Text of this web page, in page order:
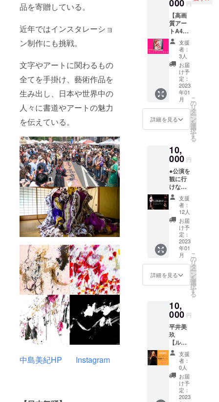
品を寄贈している。
近年ではインスタレーショ
ン制作にも挑戦。
文字やアートに関わるもの
全てを手掛け、藝術作品を
生み出し、日本や世界中の
人々に書道やアートの魅力
を伝えている。
中島美紀HP Instagram
モダン
アート
にロゴ
入り１
種、紙
印刷の
シー
ル） ※
画像の
ポスト
カード
はサン
プルで
す ※全
グッズ
は今回
だけに
月灯藝
術。の
書作家
中島美
紀が書
き下ろ
したオ
リジナ
ルアー
トで製
作いた
しま
す！ (送
料込み)
にロゴ
入り１
種、和
モダン
アート
にロゴ
入り１
種、紙
印刷の
シー
ル） ●
アート
クリア
ファイ
ル(A4サ
デザイ
ン ●
アート
ノート
(A5サイ
ズ、罫
線タイ
プ)和モ
ダン
アート
デザイ
ン ●オ
リジナ
ルトー
トバッ
ラフル
アート
トン生
地・横
36cm×
高さ
37cmマ
チ
11cm)
※全ての
グッズ
は今回
の公演
のため
100%、
サイズ
S/M/L/X
L（画像
２枚目
のサイ
ズ寸法
をご覧
くださ
い） ●
オリジ
ナル
アート
ポスト
カード2
１種、
和モダ
ンアー
ト１
種） ※
月灯藝
術。メ
ンバー4
人の直
筆サイ
ン入
り！ ●
月灯藝
術。オ
リジナ
ルシー
ル2枚
シー
ル、カ
ラフル
アート
にロゴ
入り１
種、和
モダン
アート
にロゴ
入り１
種、紙
印刷）
000 円
【高画
質アー
トA4
セッ
ト】※
赤、ピ
ンク、
オレン
ジ、黄
色など
元気に
なるカ
ラフル
カラー
を使っ
たアー
届けし
ます！
●御礼の
一筆書
き ●高
画質プ
リント
アート
（A4サ
イズ）
フレー
ムなし
※中島美
紀の直
筆サイ
ン入
り！ (今
月灯藝
術。の
書作家
中島美
紀が書
き下ろ
した
アート
を高画
質プリ
ント！
お好み
のフ
支援
者：
3人
お届
け予
定：
2023
年01
月
詳細を見る
こ
の
リ
タ
ー
ン
を
選
択
す
る
10,
000 円
●公演を
観に行
けない
けれ
ど、観
たい！
という
方向け
のリ
ターン
です！
公演動
画の
URLを
メール
にてお
たしま
す！ ぜ
ひご自
宅で私
たちの
舞台を
楽しん
でくだ
い！！
※動画は
後日、
個別で
支援
者：
12人
お届
け予
定：
2023
年01
月
詳細を見る
こ
の
リ
タ
ー
ン
を
選
択
す
る
10,
000 円
平井美
玖
【ルー
ティン
動画解
説付
き！＋
手書き
メッ
セー
支援
者：
0人
お届
け予
定：
2023